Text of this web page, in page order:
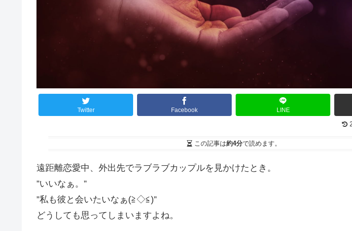
Twitter Facebook LINE
この記事は約4分で読めます。
遠距離恋愛中、外出先でラブラブカップルを見かけたとき。
”いいなぁ。”
”私も彼と会いたいなぁ(≧◇≦)”
どうしても思ってしまいますよね。